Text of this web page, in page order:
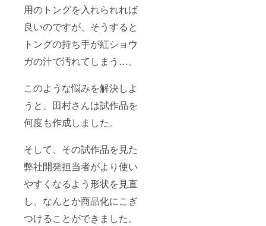
用のトングを入れられれば
良いのですが、そうすると
トングの持ち手が紅ショウ
ガの汁で汚れてしまう…。
このような悩みを解決しよ
うと、田村さんは試作品を
何度も作成しました。
そして、その試作品を見た
弊社開発担当者がより使い
やすくなるよう形状を見直
し、なんとか商品化にこぎ
つけることができました。